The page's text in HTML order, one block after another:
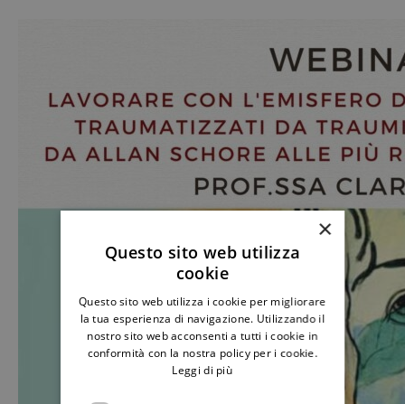
×
Questo sito web utilizza
cookie
Questo sito web utilizza i cookie per migliorare
la tua esperienza di navigazione. Utilizzando il
nostro sito web acconsenti a tutti i cookie in
conformità con la nostra policy per i cookie.
Leggi di più